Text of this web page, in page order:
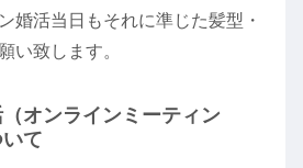
婚活当日もそれに準じた髪型・
い致します。
オンラインミーティン
て